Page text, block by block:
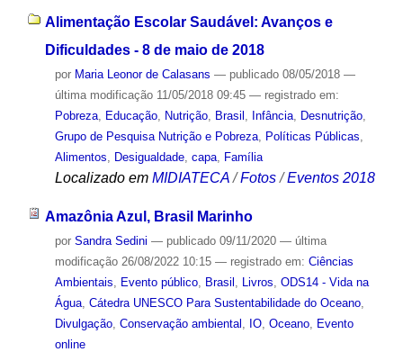
Alimentação Escolar Saudável: Avanços e
Dificuldades - 8 de maio de 2018
por Maria Leonor de Calasans — publicado08/05/2018 —
última modificação11/05/2018 09:45 — registrado em:
Pobreza, Educação, Nutrição, Brasil Infância, Desnutrição,
Grupo de Pesquisa Nutrição e Pobreza, Políticas Públicas
Alimentos
Desigualdade, capa, Família
Localizado em MIDIATECA /Fotos /Eventos 2018
Amazônia Azul, Brasil Marinho
por Sandra Sedini — publicado09/11/2020 — última
modificação26/08/2022 10:15 — registrado em: Ciências
Ambientais
Evento público, Brasil Livros ODS14 - Vida na
Água, Cátedra UNESCO Para Sustentabilidade do Oceano,
Divulgação, Conservação ambiental IO, Oceano, Evento
online